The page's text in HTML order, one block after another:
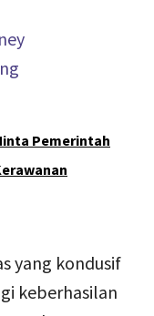
Pemerintah
yang kondusif
keberhasilan